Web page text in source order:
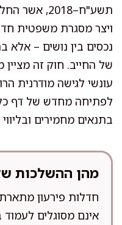
ויצר מסגרת משפטית
נכסים בין נושים – אלא
של החייב. חוק זה
עונשי לגישה מודרנית
לפתיחה מחדש של דף
בתנאים מחמירים
מהן ההשלכות
חדלות פירעון
אינם מסוגלים לעמוד